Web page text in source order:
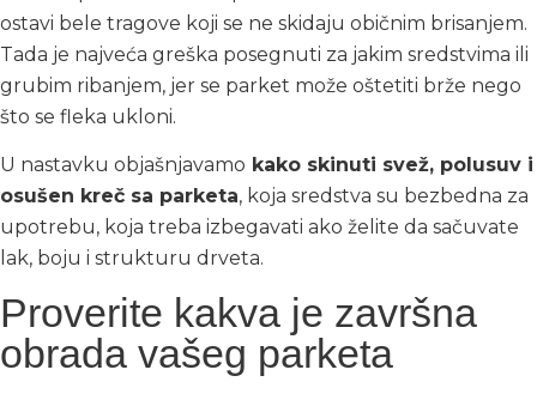
ostavi bele tragove koji se ne skidaju običnim brisanjem.
Tada je najveća greška posegnuti za jakim sredstvima ili
grubim ribanjem, jer se parket može oštetiti brže nego
što se fleka ukloni.
U nastavku objašnjavamo kako skinuti svež, polusuv i
osušen kreč sa parketa, koja sredstva su bezbedna za
upotrebu, koja treba izbegavati ako želite da sačuvate
lak, boju i strukturu drveta.
Proverite kakva je završna
obrada vašeg parketa